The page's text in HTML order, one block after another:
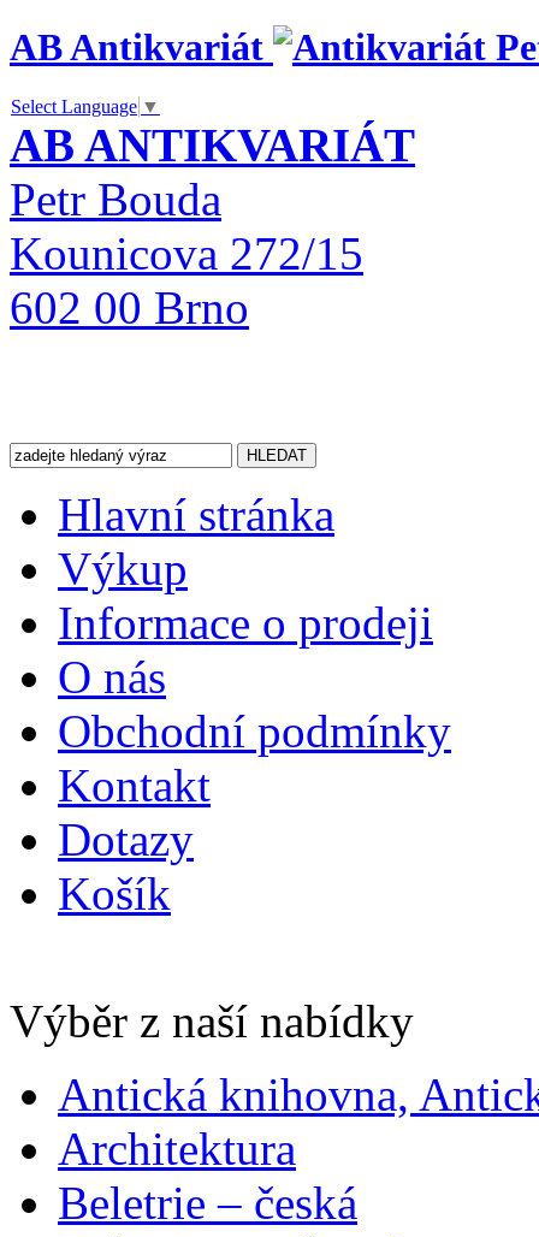
AB Antikvariát
Select Language ▼
AB ANTIKVARIÁT
Petr Bouda
Kounicova 272/15
602 00 Brno
Hlavní stránka
Výkup
Informace o prodeji
O nás
Obchodní podmínky
Kontakt
Dotazy
Košík
Výběr z naší nabídky
Antická knihovna,
Architektura
Beletrie – česká